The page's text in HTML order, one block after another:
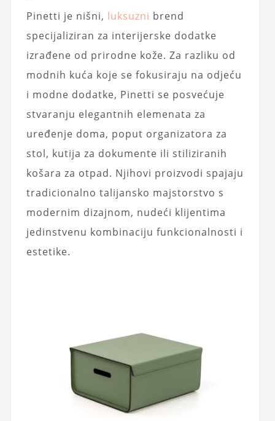
Pinetti je nišni, luksuzni brend
specijaliziran za interijerske dodatke
izrađene od prirodne kože. Za razliku od
modnih kuća koje se fokusiraju na odjeću
i modne dodatke, Pinetti se posvećuje
stvaranju elegantnih elemenata za
uređenje doma, poput organizatora za
stol, kutija za dokumente ili stiliziranih
košara za otpad. Njihovi proizvodi spajaju
tradicionalno talijansko majstorstvo s
modernim dizajnom, nudeći klijentima
jedinstvenu kombinaciju funkcionalnosti i
estetike.